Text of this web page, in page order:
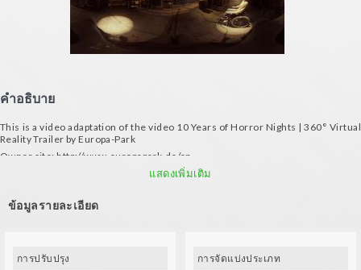
คำอธิบาย
This is a video adaptation of the video 10 Years of Horror Nights | 360° Virtual
Reality Trailer by Europa-Park
Owner site: http://www.europapark.de/en
ALL RIGHTS RESERVED © Europa-Parkแสดงเพิ่มเติม
ข้อมูลรายละเอียด
การปรับปรุง
การจัดแบ่งประเภท